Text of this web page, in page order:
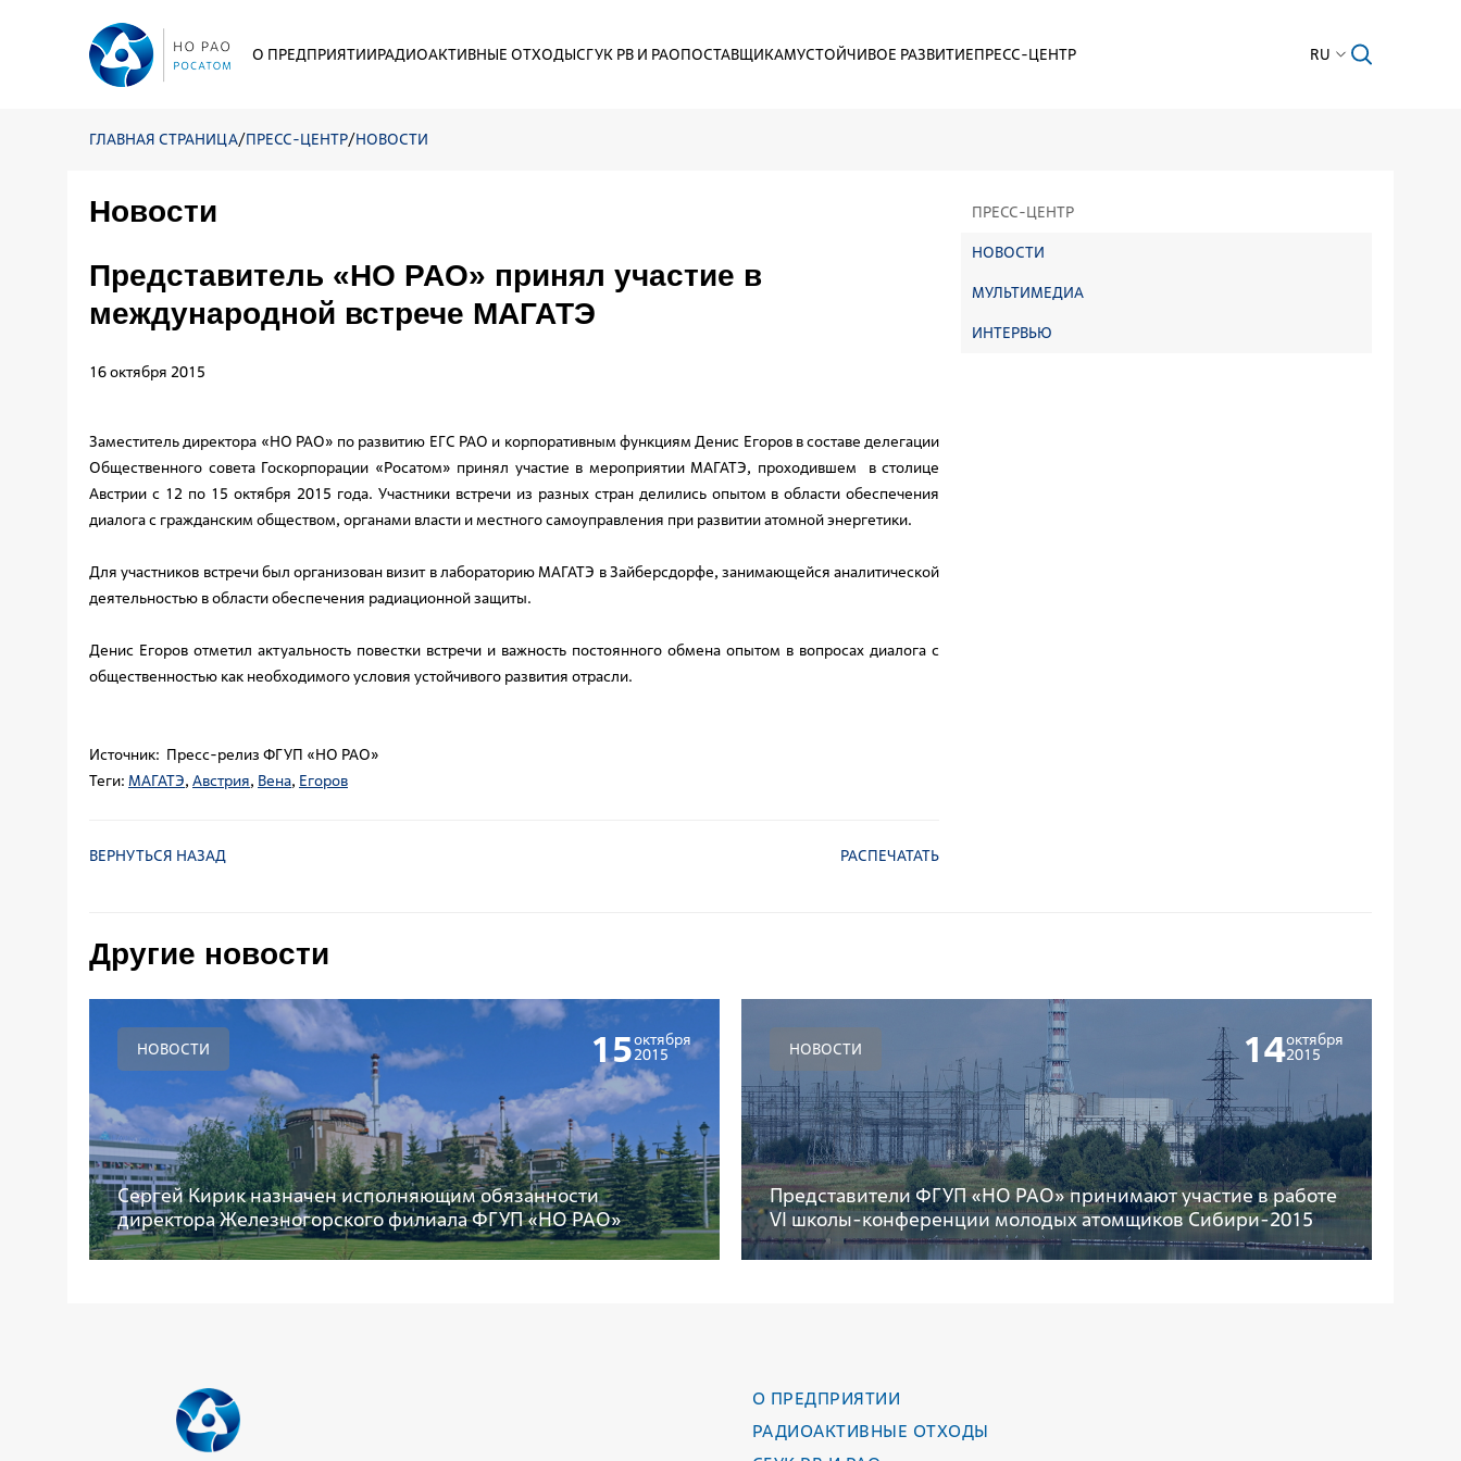
О ПРЕДПРИЯТИИРАДИОАКТИВНЫЕ ОТХОДЫСГУК РВ И РАОПОСТАВЩИКАМУСТОЙЧИВОЕ РАЗВИТИЕПРЕСС-ЦЕНТР RU
ГЛАВНАЯ СТРАНИЦА/ПРЕСС-ЦЕНТР/НОВОСТИ
ПРЕСС-ЦЕНТР
НОВОСТИ
МУЛЬТИМЕДИА
ИНТЕРВЬЮ
Новости
Представитель «НО РАО» принял участие в
международной встрече МАГАТЭ
16 октября 2015
Заместитель директора «НО РАО» по развитию ЕГС РАО и корпоративным функциям Денис Егоров в составе делегации
Общественного совета Госкорпорации «Росатом» принял участие в мероприятии МАГАТЭ, проходившем в столице
Австрии с 12 по 15 октября 2015 года. Участники встречи из разных стран делились опытом в области обеспечения
диалога с гражданским обществом, органами власти и местного самоуправления при развитии атомной энергетики.
Для участников встречи был организован визит в лабораторию МАГАТЭ в Зайберсдорфе, занимающейся аналитической
деятельностью в области обеспечения радиационной защиты.
Денис Егоров отметил актуальность повестки встречи и важность постоянного обмена опытом в вопросах диалога с
общественностью как необходимого условия устойчивого развития отрасли.
Источник: Пресс-релиз ФГУП «НО РАО»
Теги: МАГАТЭ, Австрия, Вена, Егоров
ВЕРНУТЬСЯ НАЗАД РАСПЕЧАТАТЬ
Другие новости
НОВОСТИ 15октября
2015
Сергей Кирик назначен исполняющим обязанности
директора Железногорского филиала ФГУП «НО РАО»
НОВОСТИ 14октября
2015
Представители ФГУП «НО РАО» принимают участие в работе
VI школы-конференции молодых атомщиков Сибири-2015
О ПРЕДПРИЯТИИ
РАДИОАКТИВНЫЕ ОТХОДЫ